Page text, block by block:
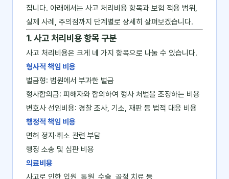
집니다. 아래에서는 사고 처리비용 항목과 보험 적용 범위,
실제 사례, 주의점까지 단계별로 상세히 살펴보겠습니다.
1. 사고 처리비용 항목 구분
사고 처리비용은 크게 네 가지 항목으로 나눌 수 있습니다.
형사적 책임 비용
벌금형: 법원에서 부과한 벌금
형사합의금: 피해자와 합의하여 형사 처벌을 조정하는 비용
변호사 선임비용: 경찰 조사, 기소, 재판 등 법적 대응 비용
행정적 책임 비용
면허 정지·취소 관련 부담
행정 소송 및 심판 비용
의료비용
사고로 인한 입원, 통원, 수술, 골절 치료 등